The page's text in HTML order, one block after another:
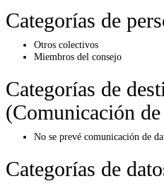
Categorías de
Otros colectivos
Miembros del consejo
Categorías de
(Comunicación
No se prevé comunicación de
Categorías de